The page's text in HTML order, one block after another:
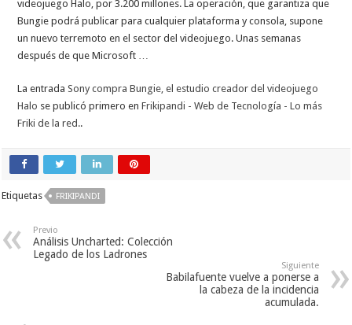
videojuego Halo, por 3.200 millones. La operación, que garantiza que
Bungie podrá publicar para cualquier plataforma y consola, supone
un nuevo terremoto en el sector del videojuego. Unas semanas
después de que Microsoft …
La entradaSony compra Bungie, el estudio creador del videojuego
Halo se publicó primero enFrikipandi - Web de Tecnología - Lo más
Friki de la red..
Etiquetas FRIKIPANDI
Previo
Análisis Uncharted: Colección
Legado de los Ladrones
Siguiente
Babilafuente vuelve a ponerse a
la cabeza de la incidencia
acumulada.